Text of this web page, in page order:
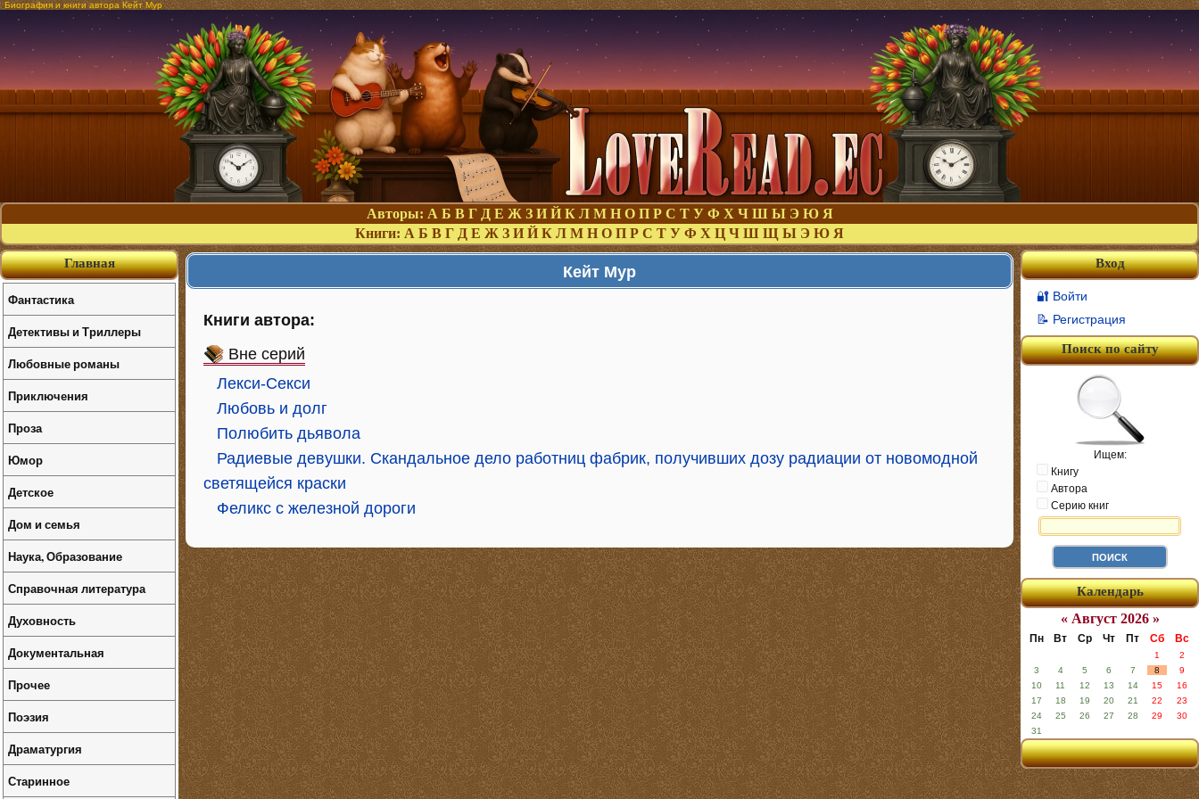
Биография и книги автора Кейт Мур
Авторы: А Б В Г Д Е Ж З И Й К Л М Н О П Р С Т У Ф Х Ч Ш Ы Э Ю Я
Книги: А Б В Г Д Е Ж З И Й К Л М Н О П Р С Т У Ф Х Ц Ч Ш Щ Ы Э Ю Я
Кейт Мур
Книги автора:
Вне серий
Лекси-Секси
Любовь и долг
Полюбить дьявола
Радиевые девушки. Скандальное дело работниц фабрик, получивших дозу радиации от новомодной
светящейся краски
Феликс с железной дороги
Вход
🔐 Войти
📝 Регистрация
Поиск по сайту
Ищем:
Книгу
Автора
Серию книг
Календарь
« Август 2026 »
Пн Вт Ср Чт Пт Сб Вс
1
2
3
4 5 6 7 8
9
10
11 12 13 14 15
16
17
18 19 20 21 22
23
24
25 26 27 28 29
30
31
Главная
Фантастика
Детективы и Триллеры
Любовные романы
Приключения
Проза
Юмор
Детское
Дом и семья
Наука, Образование
Справочная литература
Духовность
Документальная
Прочее
Поэзия
Драматургия
Старинное